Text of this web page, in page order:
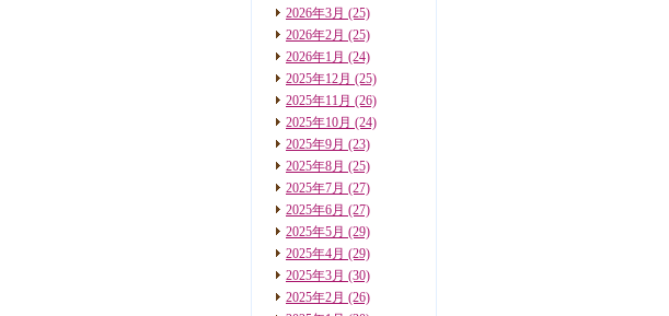
2026年3月 (25)
2026年2月 (25)
2026年1月 (24)
2025年12月 (25)
2025年11月 (26)
2025年10月 (24)
2025年9月 (23)
2025年8月 (25)
2025年7月 (27)
2025年6月 (27)
2025年5月 (29)
2025年4月 (29)
2025年3月 (30)
2025年2月 (26)